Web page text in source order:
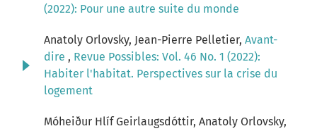
(2022): Pour une autre suite du monde
Anatoly Orlovsky, Jean-Pierre Pelletier, Avant-
dire , Revue Possibles: Vol. 46 No. 1 (2022):
Habiter l'habitat. Perspectives sur la crise du
logement
Móheiður Hlíf Geirlaugsdóttir, Anatoly Orlovsky,